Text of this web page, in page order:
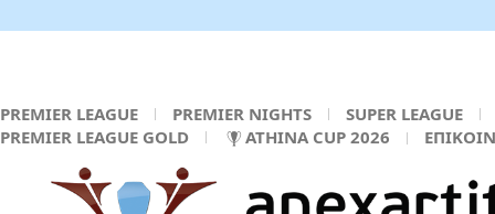
PREMIER LEAGUE PREMIER NIGHTS
SUPER LEAGUE
PREMIER LEAGUE GOLD
ATHINA CUP 2026